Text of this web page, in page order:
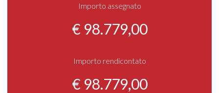
Importo assegnato
€ 98.779,00
Importo rendicontato
€ 98.779,00